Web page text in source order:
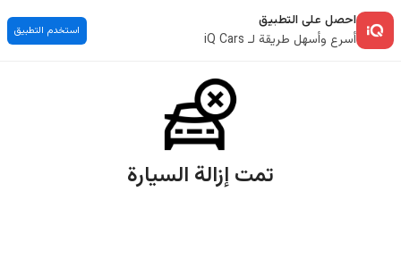
احصل على التطبيق
أسرع وأسهل طريقة لـ iQ Cars
استخدم التطبيق
تمت إزالة السيارة